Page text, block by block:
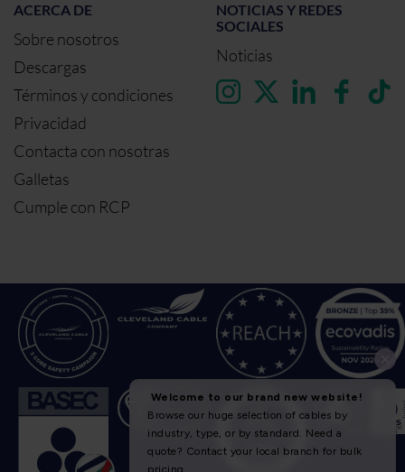
ACERCA DE
Sobre nosotros
Descargas
Términos y condiciones
Privacidad
Contacta con nosotras
Galletas
Cumple con RCP
NOTICIAS Y REDES
SOCIALES
Noticias